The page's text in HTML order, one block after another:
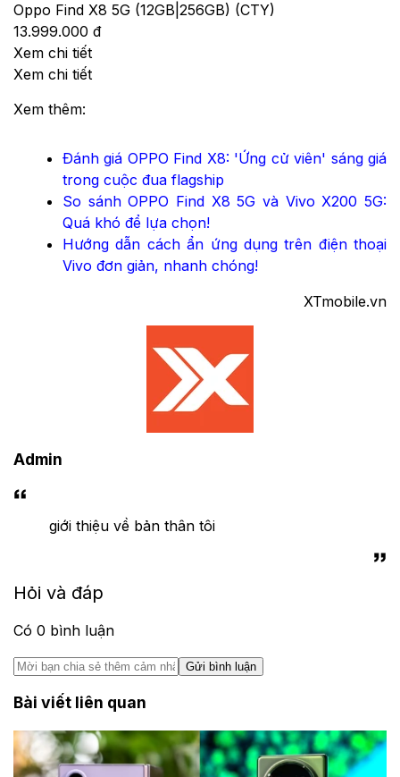
Oppo Find X8 5G (12GB|256GB) (CTY)
13.999.000 đ
Xem chi tiết
Xem chi tiết
Xem thêm:
Đánh giá OPPO Find X8: 'Ứng cử viên' sáng giá
trong cuộc đua flagship
So sánh OPPO Find X8 5G và Vivo X200 5G:
Quá khó để lựa chọn!
Hướng dẫn cách ẩn ứng dụng trên điện thoại
Vivo đơn giản, nhanh chóng!
XTmobile.vn
Admin
giới thiệu về bản thân tôi
Hỏi và đáp
Có 0 bình luận
Gửi bình luận
Bài viết liên quan